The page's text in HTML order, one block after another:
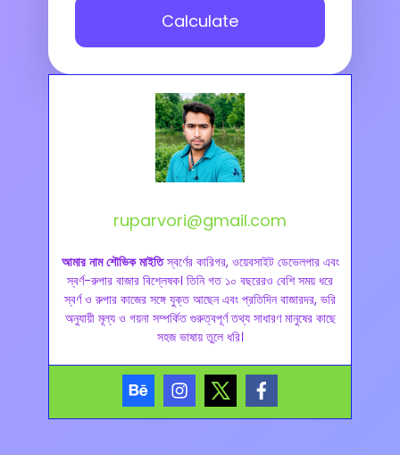
Calculate
ruparvori@gmail.com
আমার নাম শৌভিক মাইতিস্বর্ণের কারিগর, ওয়েবসাইট ডেভেলপার এবং
স্বর্ণ-রুপার বাজার বিশ্লেষক। তিনি গত ১০ বছরেরও বেশি সময় ধরে
স্বর্ণ ও রুপার কাজের সঙ্গে যুক্ত আছেন এবং প্রতিদিন বাজারদর, ভরি
অনুযায়ী মূল্য ও গয়না সম্পর্কিত গুরুত্বপূর্ণ তথ্য সাধারণ মানুষের কাছে
সহজ ভাষায় তুলে ধরি।